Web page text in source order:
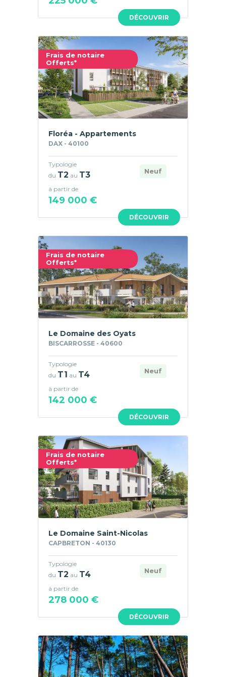
DÉCOUVRIR
Frais de notaire
Offerts*
DÉCOUVRIR
Floréa - Appartements
DAX - 40100
Neuf
Typologie
du T2 au T3
à partir de
149 000 €
Frais de notaire
Offerts*
DÉCOUVRIR
Le Domaine des Oyats
BISCARROSSE - 40600
Neuf
Typologie
du T1 au T4
à partir de
142 000 €
Frais de notaire
Offerts*
DÉCOUVRIR
Le Domaine Saint-Nicolas
CAPBRETON - 40130
Neuf
Typologie
du T2 au T4
à partir de
278 000 €